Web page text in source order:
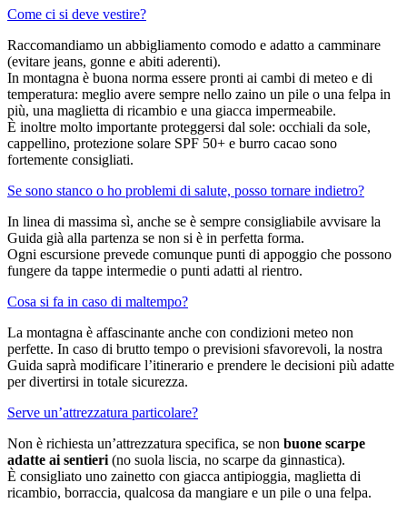
Come ci si deve vestire?
Raccomandiamo un abbigliamento comodo e adatto a camminare
(evitare jeans, gonne e abiti aderenti).
In montagna è buona norma essere pronti ai cambi di meteo e di
temperatura: meglio avere sempre nello zaino un pile o una felpa in
più, una maglietta di ricambio e una giacca impermeabile.
È inoltre molto importante proteggersi dal sole: occhiali da sole,
cappellino, protezione solare SPF 50+ e burro cacao sono
fortemente consigliati.
Se sono stanco o ho problemi di salute, posso tornare indietro?
In linea di massima sì, anche se è sempre consigliabile avvisare la
Guida già alla partenza se non si è in perfetta forma.
Ogni escursione prevede comunque punti di appoggio che possono
fungere da tappe intermedie o punti adatti al rientro.
Cosa si fa in caso di maltempo?
La montagna è affascinante anche con condizioni meteo non
perfette. In caso di brutto tempo o previsioni sfavorevoli, la nostra
Guida saprà modificare l’itinerario e prendere le decisioni più adatte
per divertirsi in totale sicurezza.
Serve un’attrezzatura particolare?
Non è richiesta un’attrezzatura specifica, se non buone scarpe
adatte ai sentieri (no suola liscia, no scarpe da ginnastica).
È consigliato uno zainetto con giacca antipioggia, maglietta di
ricambio, borraccia, qualcosa da mangiare e un pile o una felpa.